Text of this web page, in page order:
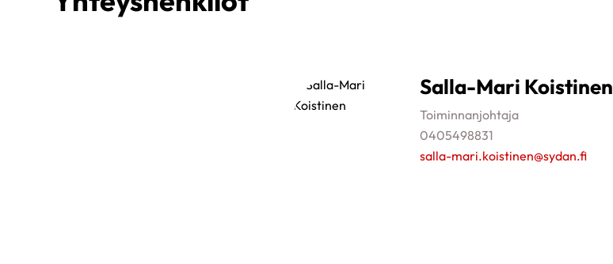
Salla-Mari Koistinen
Toiminnanjohtaja
0405498831
salla-mari.koistinen@sydan.fi